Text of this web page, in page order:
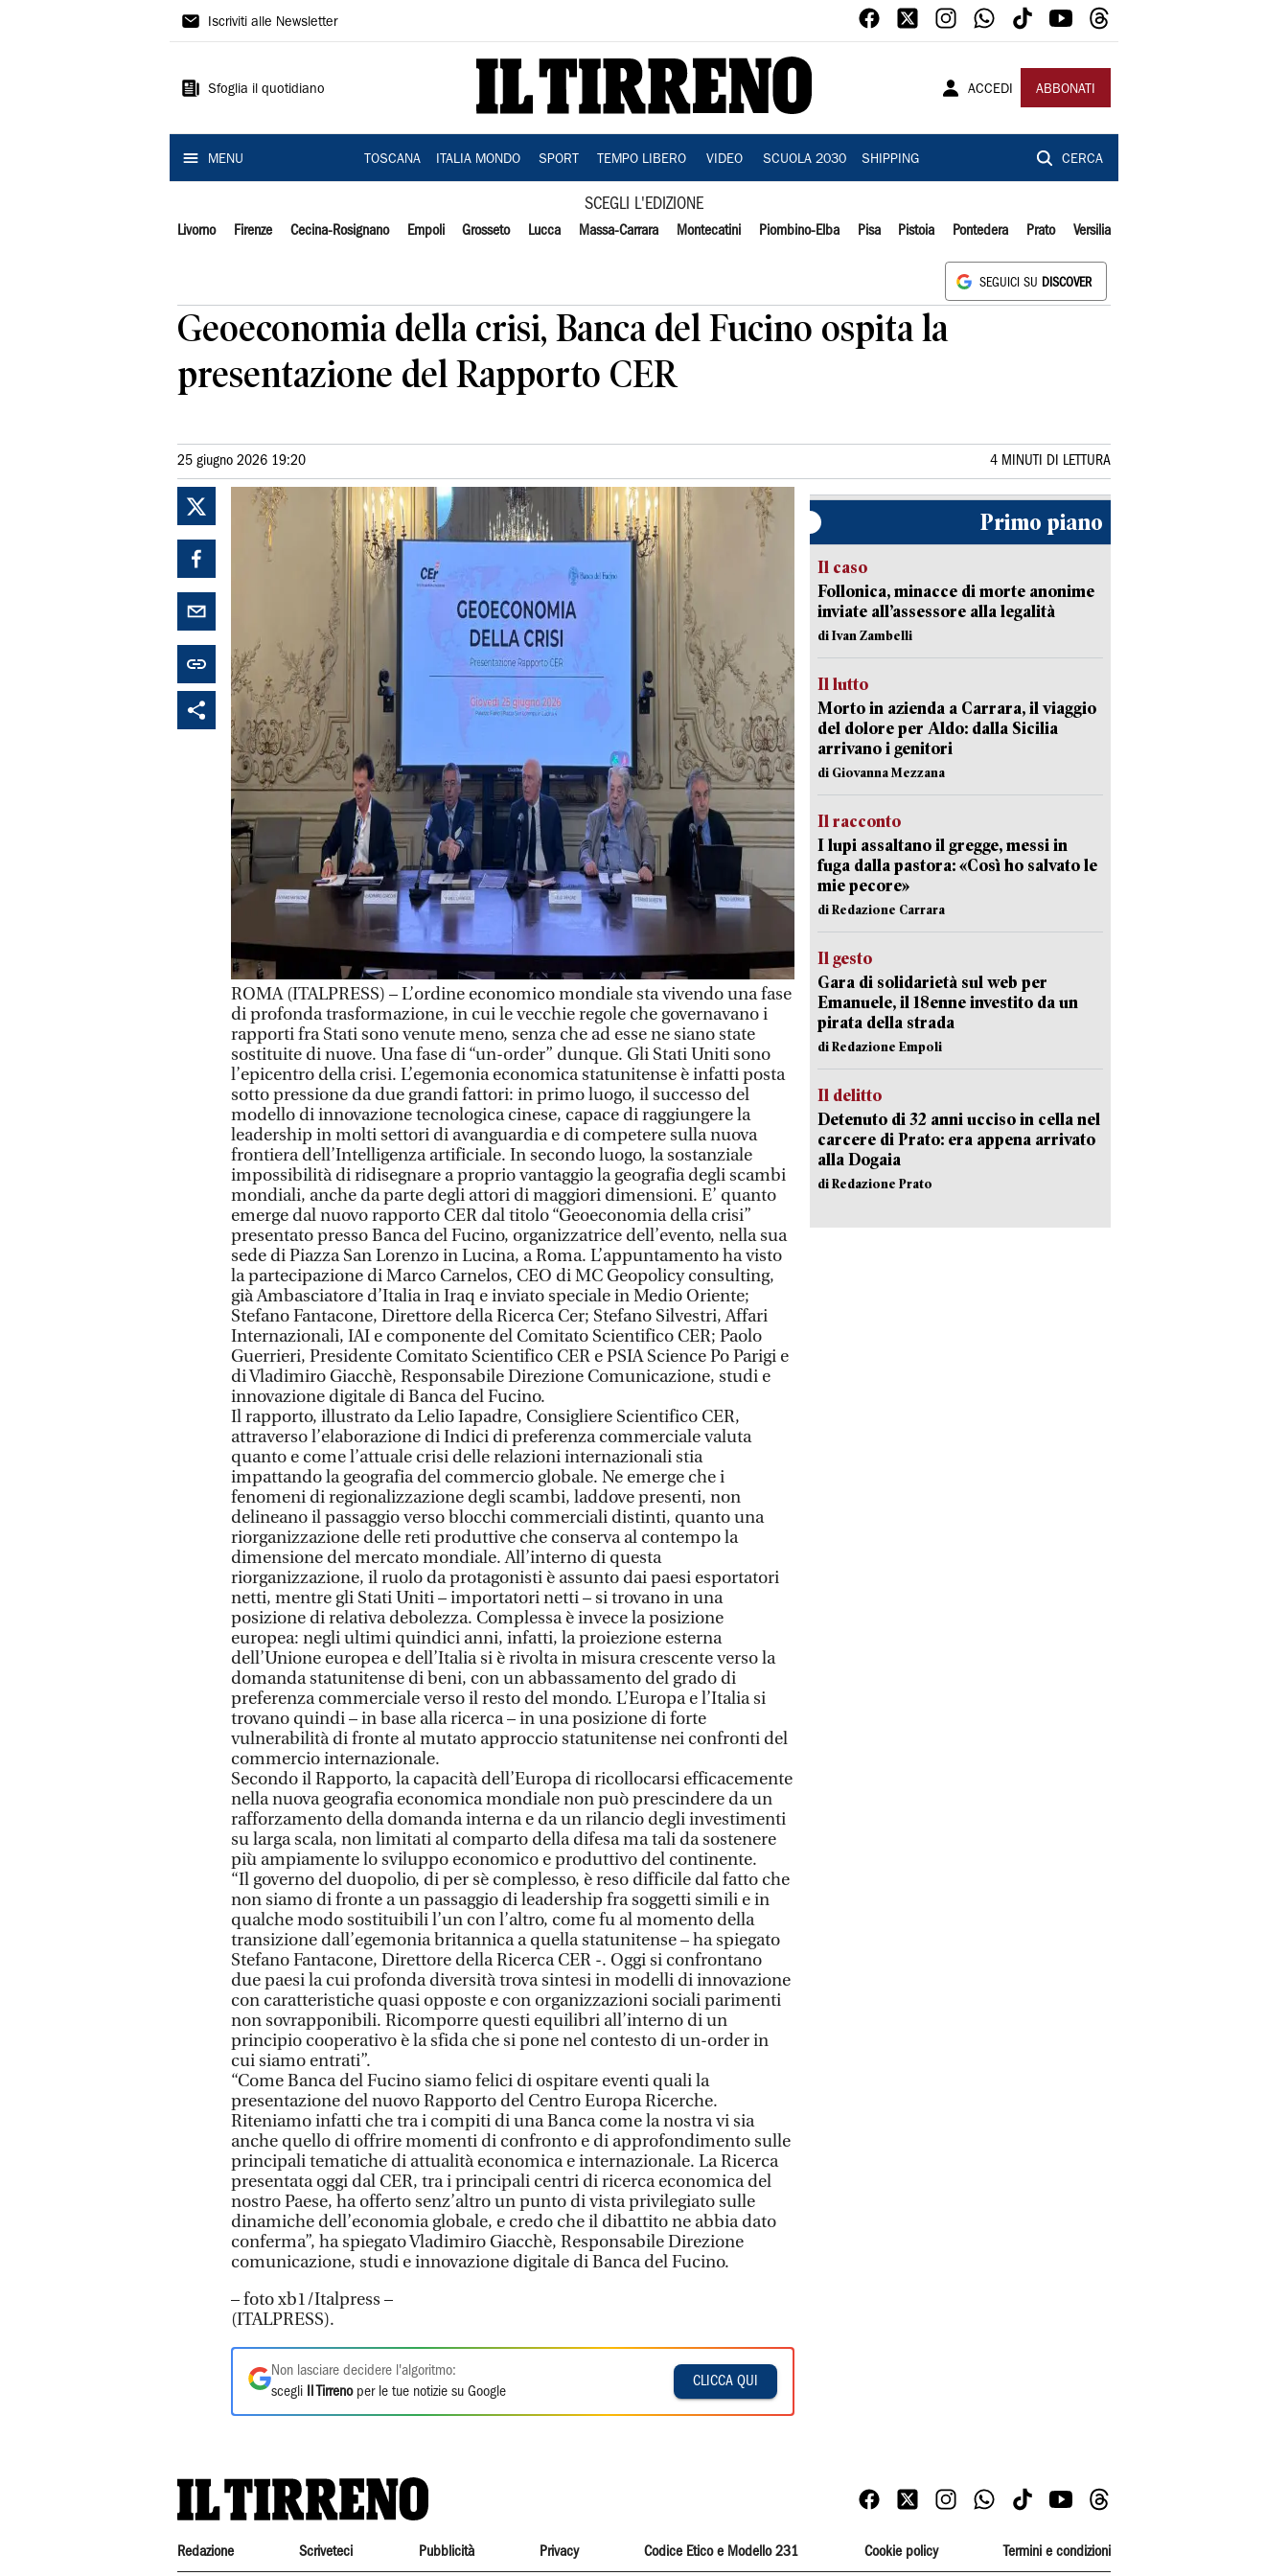
Il
Iscriviti alle Newsletter
Sfoglia il quotidiano ACCEDI ABBONATI
MENU TOSCANA ITALIA MONDO SPORT TEMPO LIBERO VIDEO SCUOLA 2030 SHIPPING CERCA
SCEGLI L'EDIZIONE
Livorno Firenze Cecina-Rosignano Empoli Grosseto Lucca Massa-Carrara Montecatini Piombino-Elba Pisa Pistoia Pontedera Prato Versilia
SEGUICI SU DISCOVER
Geoeconomia della crisi, Banca del Fucino ospita la
presentazione del Rapporto CER
25 giugno 2026 19:20 4 MINUTI DI LETTURA
ROMA (ITALPRESS) – L’ordine economico mondiale sta vivendo una fase
di profonda trasformazione, in cui le vecchie regole che governavano i
rapporti fra Stati sono venute meno, senza che ad esse ne siano state
sostituite di nuove. Una fase di “un-order” dunque. Gli Stati Uniti sono
l’epicentro della crisi. L’egemonia economica statunitense è infatti posta
sotto pressione da due grandi fattori: in primo luogo, il successo del
modello di innovazione tecnologica cinese, capace di raggiungere la
leadership in molti settori di avanguardia e di competere sulla nuova
frontiera dell’Intelligenza artificiale. In secondo luogo, la sostanziale
impossibilità di ridisegnare a proprio vantaggio la geografia degli scambi
mondiali, anche da parte degli attori di maggiori dimensioni. E’ quanto
emerge dal nuovo rapporto CER dal titolo “Geoeconomia della crisi”
presentato presso Banca del Fucino, organizzatrice dell’evento, nella sua
sede di Piazza San Lorenzo in Lucina, a Roma. L’appuntamento ha visto
la partecipazione di Marco Carnelos, CEO di MC Geopolicy consulting,
già Ambasciatore d’Italia in Iraq e inviato speciale in Medio Oriente;
Stefano Fantacone, Direttore della Ricerca Cer; Stefano Silvestri, Affari
Internazionali, IAI e componente del Comitato Scientifico CER; Paolo
Guerrieri, Presidente Comitato Scientifico CER e PSIA Science Po Parigi e
di Vladimiro Giacchè, Responsabile Direzione Comunicazione, studi e
innovazione digitale di Banca del Fucino.
Il rapporto, illustrato da Lelio Iapadre, Consigliere Scientifico CER,
attraverso l’elaborazione di Indici di preferenza commerciale valuta
quanto e come l’attuale crisi delle relazioni internazionali stia
impattando la geografia del commercio globale. Ne emerge che i
fenomeni di regionalizzazione degli scambi, laddove presenti, non
delineano il passaggio verso blocchi commerciali distinti, quanto una
riorganizzazione delle reti produttive che conserva al contempo la
dimensione del mercato mondiale. All’interno di questa
riorganizzazione, il ruolo da protagonisti è assunto dai paesi esportatori
netti, mentre gli Stati Uniti – importatori netti – si trovano in una
posizione di relativa debolezza. Complessa è invece la posizione
europea: negli ultimi quindici anni, infatti, la proiezione esterna
dell’Unione europea e dell’Italia si è rivolta in misura crescente verso la
domanda statunitense di beni, con un abbassamento del grado di
preferenza commerciale verso il resto del mondo. L’Europa e l’Italia si
trovano quindi – in base alla ricerca – in una posizione di forte
vulnerabilità di fronte al mutato approccio statunitense nei confronti del
commercio internazionale.
Secondo il Rapporto, la capacità dell’Europa di ricollocarsi efficacemente
nella nuova geografia economica mondiale non può prescindere da un
rafforzamento della domanda interna e da un rilancio degli investimenti
su larga scala, non limitati al comparto della difesa ma tali da sostenere
più ampiamente lo sviluppo economico e produttivo del continente.
“Il governo del duopolio, di per sè complesso, è reso difficile dal fatto che
non siamo di fronte a un passaggio di leadership fra soggetti simili e in
qualche modo sostituibili l’un con l’altro, come fu al momento della
transizione dall’egemonia britannica a quella statunitense – ha spiegato
Stefano Fantacone, Direttore della Ricerca CER -. Oggi si confrontano
due paesi la cui profonda diversità trova sintesi in modelli di innovazione
con caratteristiche quasi opposte e con organizzazioni sociali parimenti
non sovrapponibili. Ricomporre questi equilibri all’interno di un
principio cooperativo è la sfida che si pone nel contesto di un-order in
cui siamo entrati”.
“Come Banca del Fucino siamo felici di ospitare eventi quali la
presentazione del nuovo Rapporto del Centro Europa Ricerche.
Riteniamo infatti che tra i compiti di una Banca come la nostra vi sia
anche quello di offrire momenti di confronto e di approfondimento sulle
principali tematiche di attualità economica e internazionale. La Ricerca
presentata oggi dal CER, tra i principali centri di ricerca economica del
nostro Paese, ha offerto senz’altro un punto di vista privilegiato sulle
dinamiche dell’economia globale, e credo che il dibattito ne abbia dato
conferma”, ha spiegato Vladimiro Giacchè, Responsabile Direzione
comunicazione, studi e innovazione digitale di Banca del Fucino.
– foto xb1/Italpress –
(ITALPRESS).
Non lasciare decidere l'algoritmo:
scegli
Il Tirrenoper le tue notizie su Google
CLICCA QUI
Primo piano
Il caso
Follonica, minacce di morte anonime
inviate all’assessore alla legalità
di Ivan Zambelli
Il lutto
Morto in azienda a Carrara, il viaggio
del dolore per Aldo: dalla Sicilia
arrivano i genitori
di Giovanna Mezzana
Il racconto
I lupi assaltano il gregge, messi in
fuga dalla pastora: «Così ho salvato le
mie pecore»
di Redazione Carrara
Il gesto
Gara di solidarietà sul web per
Emanuele, il 18enne investito da un
pirata della strada
di Redazione Empoli
Il delitto
Detenuto di 32 anni ucciso in cella nel
carcere di Prato: era appena arrivato
alla Dogaia
di Redazione Prato
Redazione Scriveteci Pubblicità Privacy Codice Etico e Modello 231 Cookie policy Termini e condizioni